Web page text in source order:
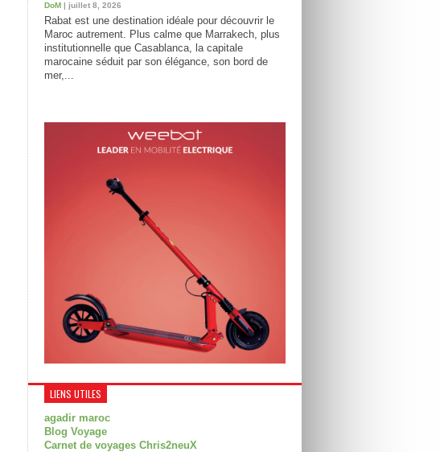
DoM | juillet 8, 2026
Rabat est une destination idéale pour découvrir le
Maroc autrement. Plus calme que Marrakech, plus
institutionnelle que Casablanca, la capitale
marocaine séduit par son élégance, son bord de
mer,...
LIENS UTILES
agadir maroc
Blog Voyage
Carnet de voyages Chris2neuX